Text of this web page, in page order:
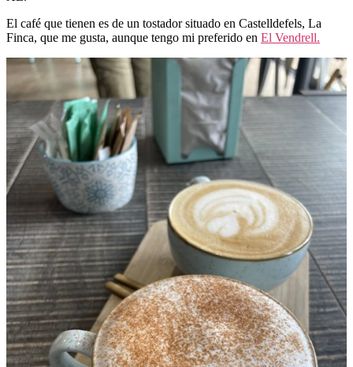
El café que tienen es de un tostador situado en Castelldefels, La
Finca, que me gusta, aunque tengo mi preferido en El Vendrell.